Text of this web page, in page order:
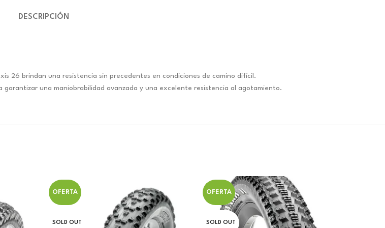
DESCRIPCIÓN
26 brindan una resistencia sin precedentes en condiciones de camino difícil.
una maniobrabilidad avanzada y una excelente resistencia al agotamiento.
OFERTA
SOLD OUT
OFERTA
SOLD OUT